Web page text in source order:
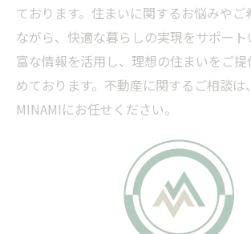
ております。住まいに関するお悩みやご
ながら、快適な暮らしの実現をサポート
富な情報を活用し、理想の住まいをご
めております。不動産に関するご相談は
MINAMIにお任せください。